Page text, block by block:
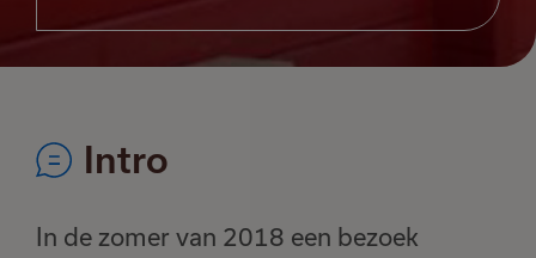
Intro
In de zomer van 2018 een bezoek